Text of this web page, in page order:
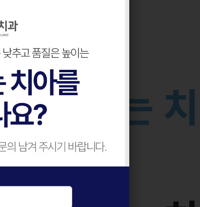
를꿈 는 치
치료